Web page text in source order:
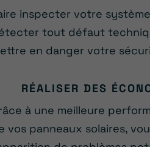
inspecter votre
tout défaut
en danger votre
RÉALISER DES
à une meilleure
vos panneaux solaires,